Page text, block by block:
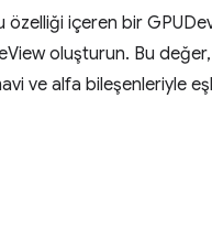
özelliği içeren bir
oluşturun. Bu
ve alfa bileşenleriyle